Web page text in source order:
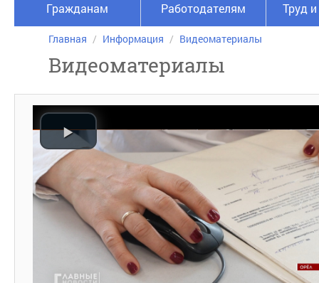
Гражданам Работодателям Труд
Главная Информация Видеоматериалы
Видеоматериалы